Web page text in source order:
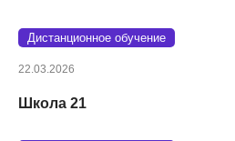
Дистанционное обучение
22.03.2026
Школа 21